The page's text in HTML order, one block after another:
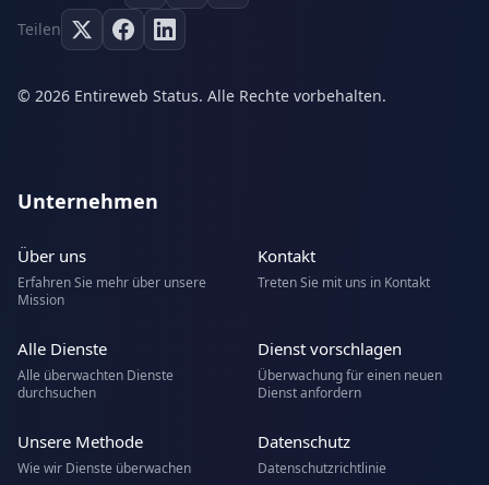
Teilen
© 2026 Entireweb Status. Alle Rechte vorbehalten.
Unternehmen
Über uns
Erfahren Sie mehr über unsere
Mission
Kontakt
Treten Sie mit uns in Kontakt
Alle Dienste
Alle überwachten Dienste
durchsuchen
Dienst vorschlagen
Überwachung für einen neuen
Dienst anfordern
Unsere Methode
Wie wir Dienste überwachen
Datenschutz
Datenschutzrichtlinie